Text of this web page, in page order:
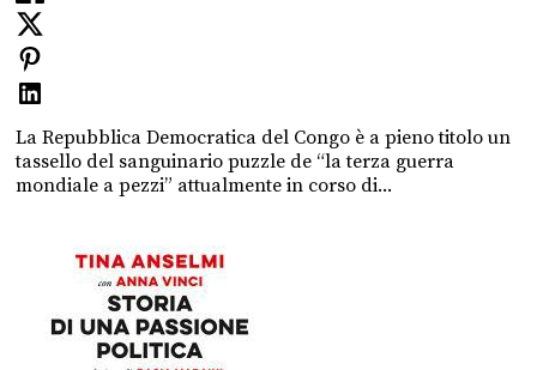
La Repubblica Democratica del Congo è a pieno titolo un
tassello del sanguinario puzzle de “la terza guerra
mondiale a pezzi” attualmente in corso di...